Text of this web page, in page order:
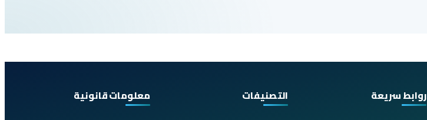
روابط سريعة التصنيفات معلومات قانونية